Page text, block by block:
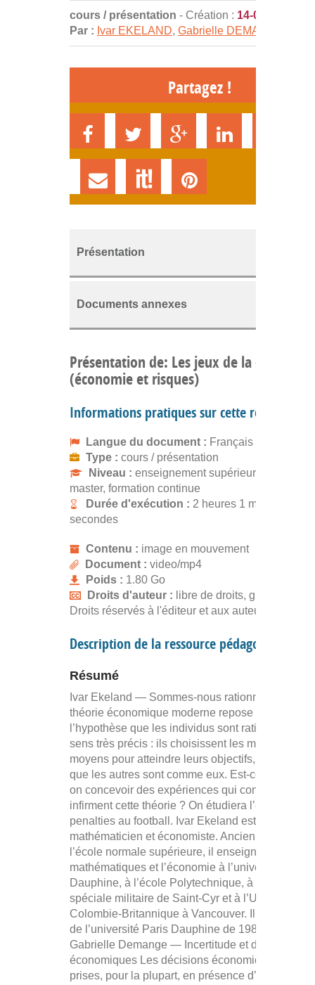
cours / présentation - Création : 14-04-2011
Par : Ivar EKELAND, Gabrielle DEMANGE
Partagez !
Présentation
Documents annexes
Présentation de: Les jeux de la décision
(économie et risques)
Informations pratiques sur cette ressource
Langue du document : Français
Type : cours / présentation
Niveau : enseignement supérieur, licence,
master, formation continue
Durée d'exécution : 2 heures 1 minute 27
secondes
Contenu : image en mouvement
Document : video/mp4
Poids : 1.80 Go
Droits d'auteur : libre de droits, gratuit
Droits réservés à l'éditeur et aux auteurs.
Description de la ressource pédagogique
Résumé
Ivar Ekeland — Sommes-nous rationnels ? La
théorie économique moderne repose sur
l’hypothèse que les individus sont rationnels en
sens très précis : ils choisissent les meilleurs
moyens pour atteindre leurs objectifs, et ils
que les autres sont comme eux. Est-ce vrai ?
on concevoir des expériences qui confirment ou
infirment cette théorie ? On étudiera l’exemple
penalties au football. Ivar Ekeland est
mathématicien et économiste. Ancien élève de
l’école normale supérieure, il enseigne les
mathématiques et l’économie à l’université Paris-
Dauphine, à l’école Polytechnique, à l’école
spéciale militaire de Saint-Cyr et à l’Université
Colombie-Britannique à Vancouver. Il fut
de l’université Paris Dauphine de 1989 à 1994.
Gabrielle Demange — Incertitude et décisions
économiques Les décisions économiques sont
prises, pour la plupart, en présence